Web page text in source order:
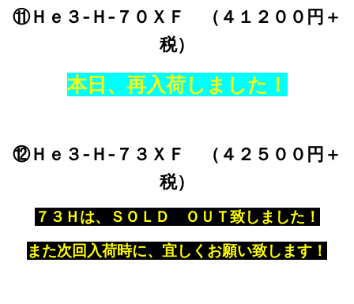
⑪Ｈｅ３‐Ｈ‐７０ＸＦ （４１２００円＋
税）
本日、再入荷しました！
⑫Ｈｅ３‐Ｈ‐７３ＸＦ （４２５００円＋
税）
７３Ｈは、ＳＯＬＤ ＯＵＴ致しました！
また次回入荷時に、宜しくお願い致します！